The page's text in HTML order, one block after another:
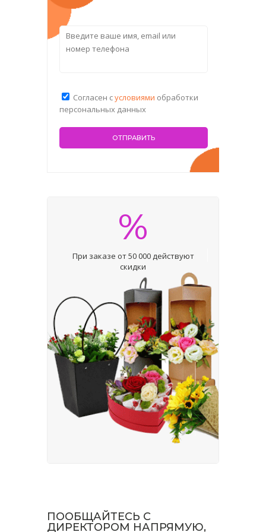
Согласен сусловиями обработки
персональных данных
%
При заказе от 50 000 действуют
скидки
ПООБЩАЙТЕСЬ С
ДИРЕКТОРОМ НАПРЯМУЮ,